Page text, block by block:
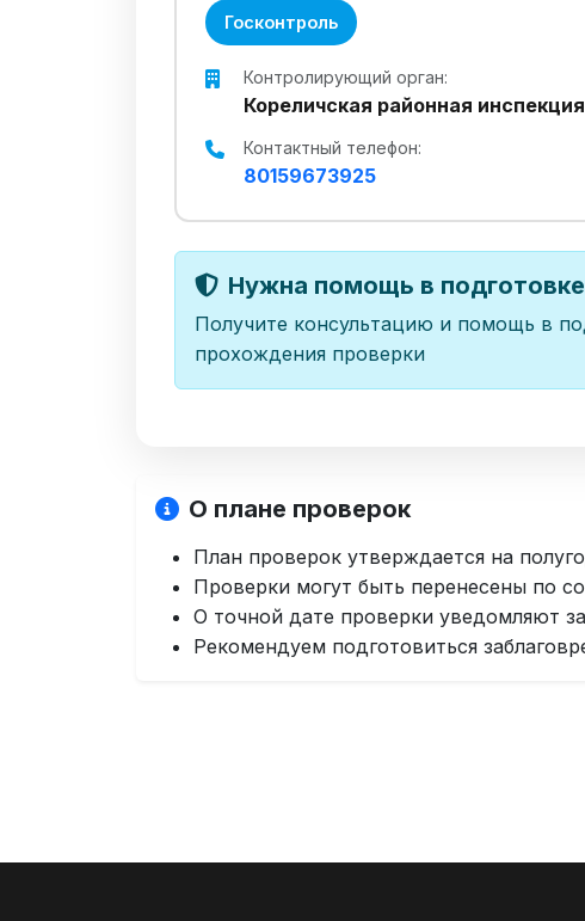
Госконтроль
Контролирующий орган:
Кореличская районная
Контактный телефон:
80159673925
Нужна помощь в
Получите консультацию и помощь в
прохождения проверки
О плане проверок
План проверок утверждается на
Проверки могут быть перенесены по
О точной дате проверки уведомляют
Рекомендуем подготовиться